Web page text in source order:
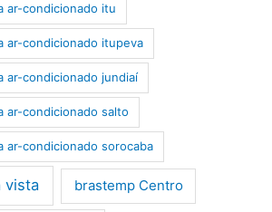
ar-condicionado itu
ar-condicionado itupeva
ar-condicionado jundiaí
ar-condicionado salto
ar-condicionado sorocaba
vista brastemp Centro